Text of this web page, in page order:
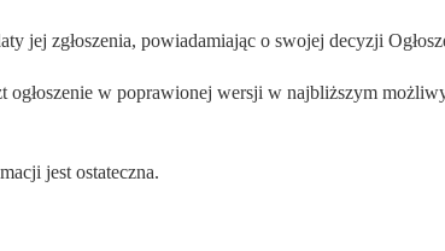
jej zgłoszenia, powiadamiając o swojej decyzji
ogłoszenie w poprawionej wersji w najbliższym
jest ostateczna.